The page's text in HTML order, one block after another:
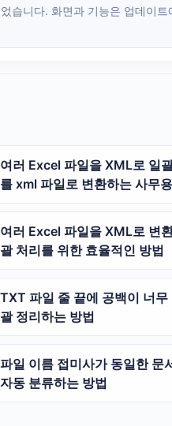
여러 Excel 파일을 XML로 일
를 xml 파일로 변환하는 사무
여러 Excel 파일을 XML로 변
괄 처리를 위한 효율적인 방법
TXT 파일 줄 끝에 공백이 너
괄 정리하는 방법
파일 이름 접미사가 동일한 문
자동 분류하는 방법